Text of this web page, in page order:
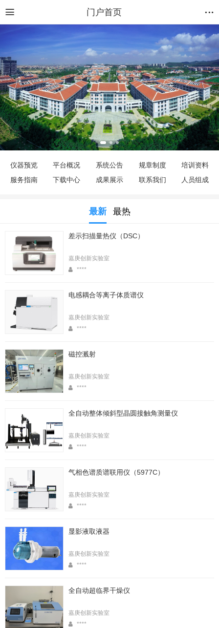
门户首页
仪器预览 平台概况 系统公告 规章制度
培训资料
服务指南
下载中心 成果展示 联系我们 人员组成
最新 最热
差示扫描量热仪（DSC）
嘉庚创新实验室
****
电感耦合等离子体质谱仪
嘉庚创新实验室
****
磁控溅射
嘉庚创新实验室
****
全自动整体倾斜型晶圆接触角测量仪
嘉庚创新实验室
****
气相色谱质谱联用仪（5977C）
嘉庚创新实验室
****
显影液取液器
嘉庚创新实验室
****
全自动超临界干燥仪
嘉庚创新实验室
****